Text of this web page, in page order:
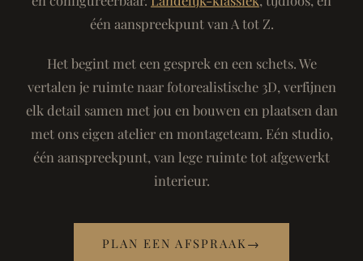
één aanspreekpunt van A tot Z.
Het begint met een gesprek en een schets. We
vertalen je ruimte naar fotorealistische 3D, verfijnen
elk detail samen met jou en bouwen en plaatsen dan
met ons eigen atelier en montageteam. Eén studio,
één aanspreekpunt, van lege ruimte tot afgewerkt
interieur.
PLAN EEN AFSPRAAK →